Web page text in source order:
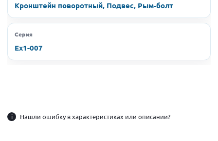
Кронштейн поворотный, Подвес, Рым-болт
Серия
Ex1-007
i Нашли ошибку в характеристиках или описании?